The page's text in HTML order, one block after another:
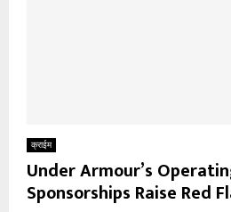
क्राईम
Under Armour’s
Sponsorships Raise Red